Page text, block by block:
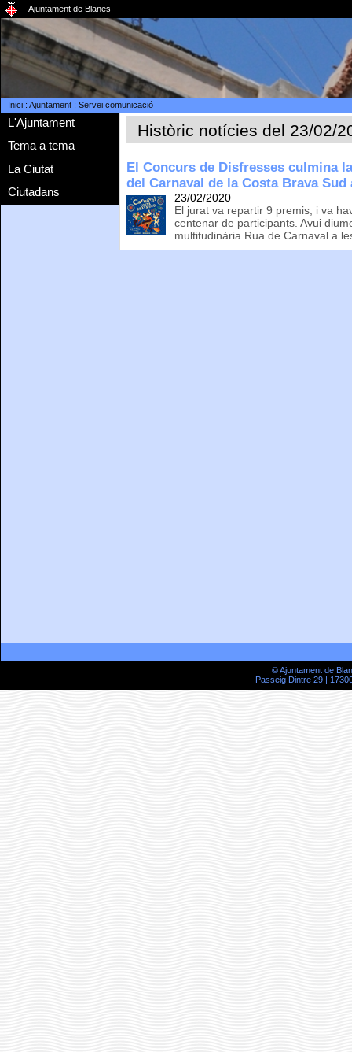
Ajuntament de Blanes
Inici: Ajuntament: Servei comunicació
L'Ajuntament
Tema a tema
La Ciutat
Ciutadans
Històric notícies del 23/02/
El Concurs de Disfresses culmina
del Carnaval de la Costa Brava Sud
23/02/2020
El jurat va repartir 9 premis, i va
centenar de participants. Avui
multitudinària Rua de Carnaval a
© Ajuntament de
Passeig Dintre 29 |